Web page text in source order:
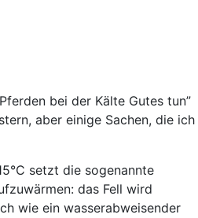
bei der Kälte Gutes tun”
aber einige Sachen, die ich
setzt die sogenannte
das Fell wird
wie ein wasserabweisender